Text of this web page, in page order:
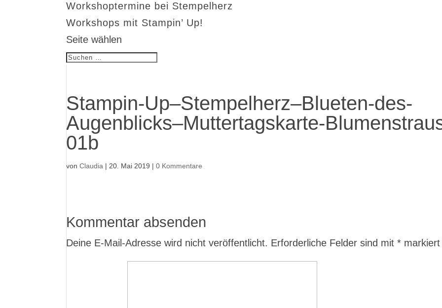
Workshoptermine bei Stempelherz
Workshops mit Stampin’ Up!
Seite wählen
Stampin-Up–Stempelherz–Blueten-des-
Augenblicks–Muttertagskarte-
01b
vonClaudia | 20. Mai 2019 |0 Kommentare
Kommentar absenden
Deine E-Mail-Adresse wird nicht veröffentlicht. Erforderliche Felder sind mit* markiert